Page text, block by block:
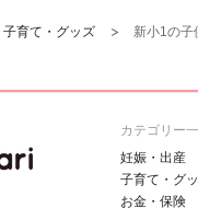
子育て・グッズ 新小1の子
カテゴリー
妊娠・出産
子育て・グ
お金・保険